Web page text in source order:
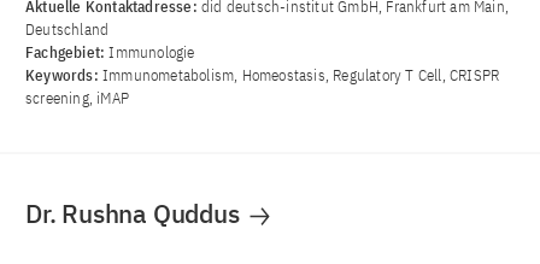
Aktuelle Kontaktadresse: did deutsch-institut GmbH, Frankfurt am Main,
Deutschland
Fachgebiet:Immunologie
Keywords: Immunometabolism, Homeostasis, Regulatory T Cell, CRISPR
screening, iMAP
Dr. Rushna Quddus